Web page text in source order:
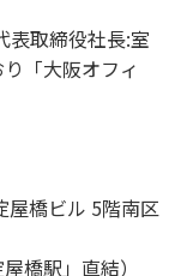
表取締役社長:室
「大阪オフィ
屋橋ビル 5階南区
橋駅」直結）